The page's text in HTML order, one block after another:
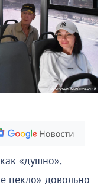
«душно»,
пекло» довольно